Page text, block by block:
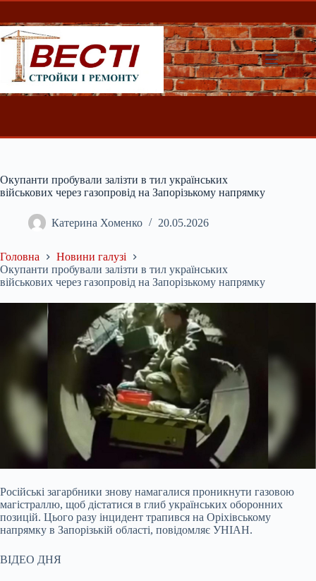
Перейти
вмісту
Окупанти пробували залізти в тил українських
військових через газопровід на Запорізькому напрямку
Катерина Хоменко 20.05.2026
Головна
Новини галузі
Окупанти пробували залізти в тил українських
військових через газопровід на Запорізькому напрямку
Російські загарбники знову намагалися проникнути газовою
магістраллю, щоб дістатися в глиб українських оборонних
позицій. Цього разу інцидент трапився на Оріхівському
напрямку в Запорізькій області, повідомляє УНІАН.
ВІДЕО ДНЯ